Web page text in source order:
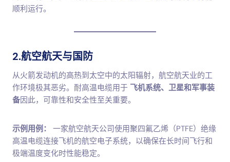
顺利运行。
2.航空航天与国防
从火箭发动机的高热到太空中的太阳辐射，航空航天业的工
作环境极其恶劣。耐高温电缆用于 飞机系统、卫星和军事装
备因此，可靠性和安全性至关重要。
示例用例：
一家航空航天公司使用聚四氟乙烯（PTFE）绝缘
高温电缆连接飞机的航空电子系统，以确保在长时间飞行和
极端温度变化时性能稳定。